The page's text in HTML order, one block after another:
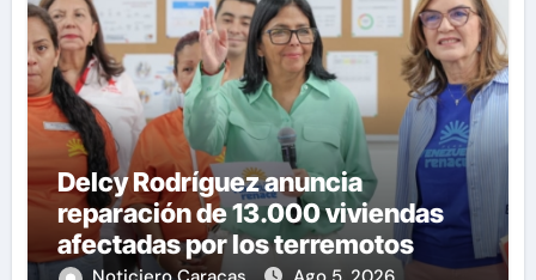
Delcy Rodríguez anuncia
reparación de 13.000 viviendas
afectadas por los terremotos